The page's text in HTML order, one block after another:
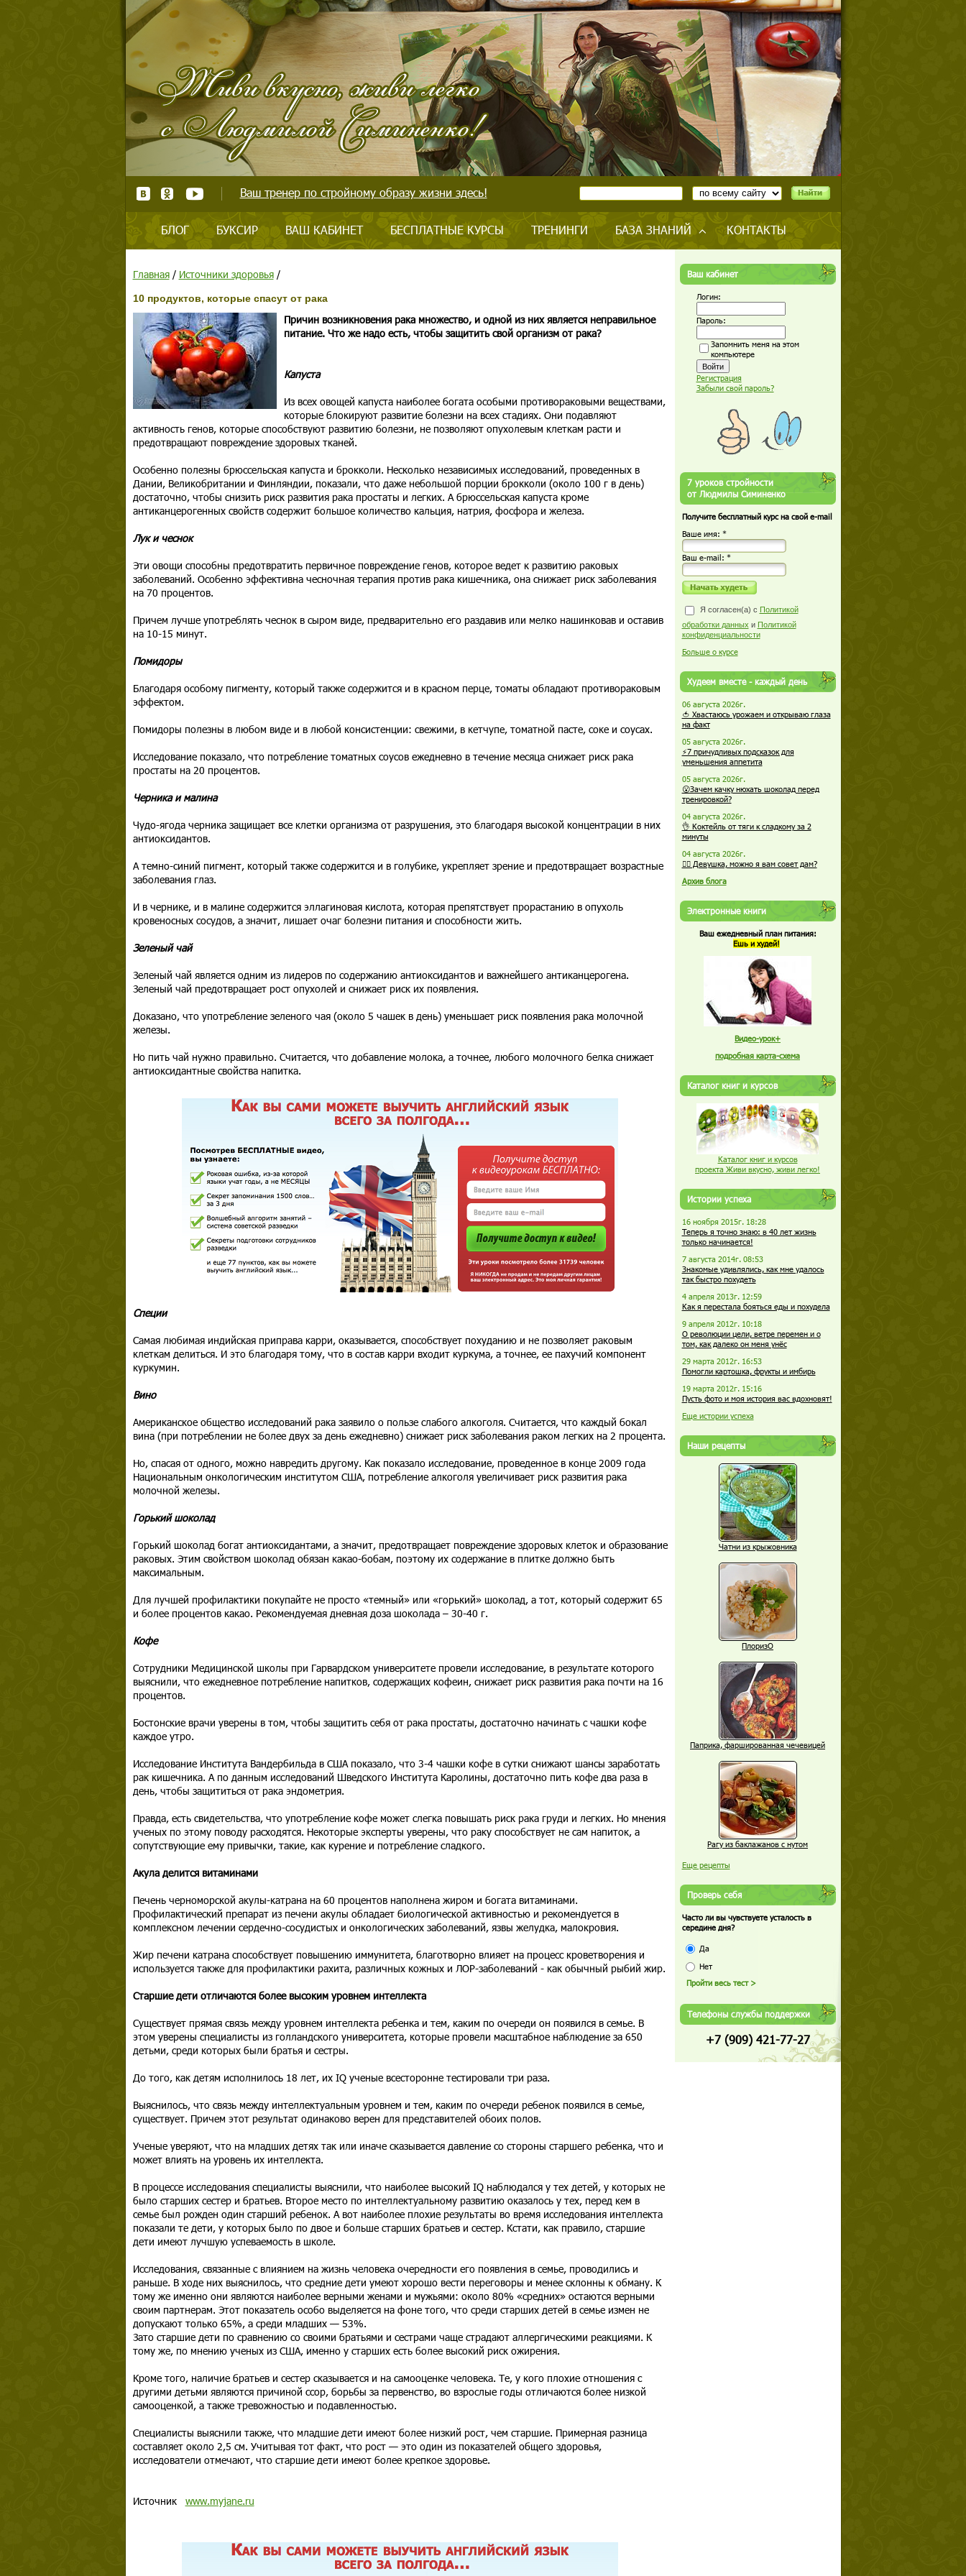
Ваш тренер по стройному образу жизни здесь!
БЛОГ БУКСИР ВАШ КАБИНЕТ БЕСПЛАТНЫЕ КУРСЫ ТРЕНИНГИ БАЗА ЗНАНИЙ КОНТАКТЫ
Главная/ Источники здоровья/
10 продуктов, которые спасут от рака
Причин возникновения рака множество, и одной из них является неправильное
питание. Что же надо есть, чтобы защитить свой организм от рака?
Капуста
Из всех овощей капуста наиболее богата особыми противораковыми веществами,
которые блокируют развитие болезни на всех стадиях. Они подавляют
активность генов, которые способствуют развитию болезни, не позволяют опухолевым клеткам расти и
предотвращают повреждение здоровых тканей.
Особенно полезны брюссельская капуста и брокколи. Несколько независимых исследований, проведенных в
Дании, Великобритании и Финляндии, показали, что даже небольшой порции брокколи (около 100 г в день)
достаточно, чтобы снизить риск развития рака простаты и легких. А брюссельская капуста кроме
антиканцерогенных свойств содержит большое количество кальция, натрия, фосфора и железа.
Лук и чеснок
Эти овощи способны предотвратить первичное повреждение генов, которое ведет к развитию раковых
заболеваний. Особенно эффективна чесночная терапия против рака кишечника, она снижает риск заболевания
на 70 процентов.
Причем лучше употреблять чеснок в сыром виде, предварительно его раздавив или мелко нашинковав и оставив
на 10-15 минут.
Помидоры
Благодаря особому пигменту, который также содержится и в красном перце, томаты обладают противораковым
эффектом.
Помидоры полезны в любом виде и в любой консистенции: свежими, в кетчупе, томатной пасте, соке и соусах.
Исследование показало, что потребление томатных соусов ежедневно в течение месяца снижает риск рака
простаты на 20 процентов.
Черника и малина
Чудо-ягода черника защищает все клетки организма от разрушения, это благодаря высокой концентрации в них
антиоксидантов.
А темно-синий пигмент, который также содержится и в голубике, укрепляет зрение и предотвращает возрастные
заболевания глаз.
И в чернике, и в малине содержится эллагиновая кислота, которая препятствует прорастанию в опухоль
кровеносных сосудов, а значит, лишает очаг болезни питания и способности жить.
Зеленый чай
Зеленый чай является одним из лидеров по содержанию антиоксидантов и важнейшего антиканцерогена.
Зеленый чай предотвращает рост опухолей и снижает риск их появления.
Доказано, что употребление зеленого чая (около 5 чашек в день) уменьшает риск появления рака молочной
железы.
Но пить чай нужно правильно. Считается, что добавление молока, а точнее, любого молочного белка снижает
антиоксидантные свойства напитка.
Специи
Самая любимая индийская приправа карри, оказывается, способствует похуданию и не позволяет раковым
клеткам делиться. И это благодаря тому, что в состав карри входит куркума, а точнее, ее пахучий компонент
куркумин.
Вино
Американское общество исследований рака заявило о пользе слабого алкоголя. Считается, что каждый бокал
вина (при потреблении не более двух за день ежедневно) снижает риск заболевания раком легких на 2 процента.
Но, спасая от одного, можно навредить другому. Как показало исследование, проведенное в конце 2009 года
Национальным онкологическим институтом США, потребление алкоголя увеличивает риск развития рака
молочной железы.
Горький шоколад
Горький шоколад богат антиоксидантами, а значит, предотвращает повреждение здоровых клеток и образование
раковых. Этим свойством шоколад обязан какао-бобам, поэтому их содержание в плитке должно быть
максимальным.
Для лучшей профилактики покупайте не просто «темный» или «горький» шоколад, а тот, который содержит 65
и более процентов какао. Рекомендуемая дневная доза шоколада – 30-40 г.
Кофе
Сотрудники Медицинской школы при Гарвардском университете провели исследование, в результате которого
выяснили, что ежедневное потребление напитков, содержащих кофеин, снижает риск развития рака почти на 16
процентов.
Бостонские врачи уверены в том, чтобы защитить себя от рака простаты, достаточно начинать с чашки кофе
каждое утро.
Исследование Института Вандербильда в США показало, что 3-4 чашки кофе в сутки снижают шансы заработать
рак кишечника. А по данным исследований Шведского Института Каролины, достаточно пить кофе два раза в
день, чтобы защититься от рака эндометрия.
Правда, есть свидетельства, что употребление кофе может слегка повышать риск рака груди и легких. Но мнения
ученых по этому поводу расходятся. Некоторые эксперты уверены, что раку способствует не сам напиток, а
сопутствующие ему привычки, такие, как курение и потребление сладкого.
Акула делится витаминами
Печень черноморской акулы-катрана на 60 процентов наполнена жиром и богата витаминами.
Профилактический препарат из печени акулы обладает биологической активностью и рекомендуется в
комплексном лечении сердечно-сосудистых и онкологических заболеваний, язвы желудка, малокровия.
Жир печени катрана способствует повышению иммунитета, благотворно влияет на процесс кроветворения и
используется также для профилактики рахита, различных кожных и ЛОР-заболеваний - как обычный рыбий жир.
Старшие дети отличаются более высоким уровнем интеллекта
Существует прямая связь между уровнем интеллекта ребенка и тем, каким по очереди он появился в семье. В
этом уверены специалисты из голландского университета, которые провели масштабное наблюдение за 650
детьми, среди которых были братья и сестры.
До того, как детям исполнилось 18 лет, их IQ ученые всесторонне тестировали три раза.
Выяснилось, что связь между интеллектуальным уровнем и тем, каким по очереди ребенок появился в семье,
существует. Причем этот результат одинаково верен для представителей обоих полов.
Ученые уверяют, что на младших детях так или иначе сказывается давление со стороны старшего ребенка, что и
может влиять на уровень их интеллекта.
В процессе исследования специалисты выяснили, что наиболее высокий IQ наблюдался у тех детей, у которых не
было старших сестер и братьев. Второе место по интеллектуальному развитию оказалось у тех, перед кем в
семье был рожден один старший ребенок. А вот наиболее плохие результаты во время исследования интеллекта
показали те дети, у которых было по двое и больше старших братьев и сестер. Кстати, как правило, старшие
дети имеют лучшую успеваемость в школе.
Исследования, связанные с влиянием на жизнь человека очередности его появления в семье, проводились и
раньше. В ходе них выяснилось, что средние дети умеют хорошо вести переговоры и менее склонны к обману. К
тому же именно они являются наиболее верными женами и мужьями: около 80% «средних» остаются верными
своим партнерам. Этот показатель особо выделяется на фоне того, что среди старших детей в семье измен не
допускают только 65%, а среди младших — 53%.
Зато старшие дети по сравнению со своими братьями и сестрами чаще страдают аллергическими реакциями. К
тому же, по мнению ученых из США, именно у старших есть более высокий риск ожирения.
Кроме того, наличие братьев и сестер сказывается и на самооценке человека. Те, у кого плохие отношения с
другими детьми являются причиной ссор, борьбы за первенство, во взрослые годы отличаются более низкой
самооценкой, а также тревожностью и подавленностью.
Специалисты выяснили также, что младшие дети имеют более низкий рост, чем старшие. Примерная разница
составляет около 2,5 см. Учитывая тот факт, что рост — это один из показателей общего здоровья,
исследователи отмечают, что старшие дети имеют более крепкое здоровье.
Источник www.myjane.ru
Ваш кабинет
Логин:
Пароль:
Запомнить меня на этом
компьютере
Регистрация
Забыли свой пароль?
7 уроков стройности
от Людмилы Симиненко
Получите бесплатный курс на свой e-mail
Ваше имя: *
Ваш е-mail: *
Я согласен(а) с Политикой
обработки данных и Политикой
конфиденциальности
Больше о курсе
Худеем вместе - каждый день
06 августа 2026г.
🍅 Хвастаюсь урожаем и открываю глаза
на факт
05 августа 2026г.
⚡7 причудливых подсказок для
уменьшения аппетита
05 августа 2026г.
😮Зачем качку нюхать шоколад перед
тренировкой?
04 августа 2026г.
👌 Коктейль от тяги к сладкому за 2
минуты
04 августа 2026г.
🏋️‍♀️ Девушка, можно я вам совет дам?
Архив блога
Электронные книги
Ваш ежедневный план питания:
Ешь и худей!
Видео-урок+
подробная карта-схема
Каталог книг и курсов
Каталог книг и курсов
проекта Живи вкусно, живи легко!
Истории успеха
16 ноября 2015г. 18:28
Теперь я точно знаю: в 40 лет жизнь
только начинается!
7 августа 2014г. 08:53
Знакомые удивлялись, как мне удалось
так быстро похудеть
4 апреля 2013г. 12:59
Как я перестала бояться еды и похудела
9 апреля 2012г. 10:18
О революции цели, ветре перемен и о
том, как далеко он меня унёс
29 марта 2012г. 16:53
Помогли картошка, фрукты и имбирь
19 марта 2012г. 15:16
Пусть фото и моя история вас вдохновят!
Еще истории успеха
Наши рецепты
Чатни из крыжовника
ПлоризО
Паприка, фаршированная чечевицей
Рагу из баклажанов с нутом
Еще рецепты
Проверь себя
Часто ли вы чувствуете усталость в
середине дня?
Да
Нет
Телефоны службы поддержки
+7 (909) 421-77-27